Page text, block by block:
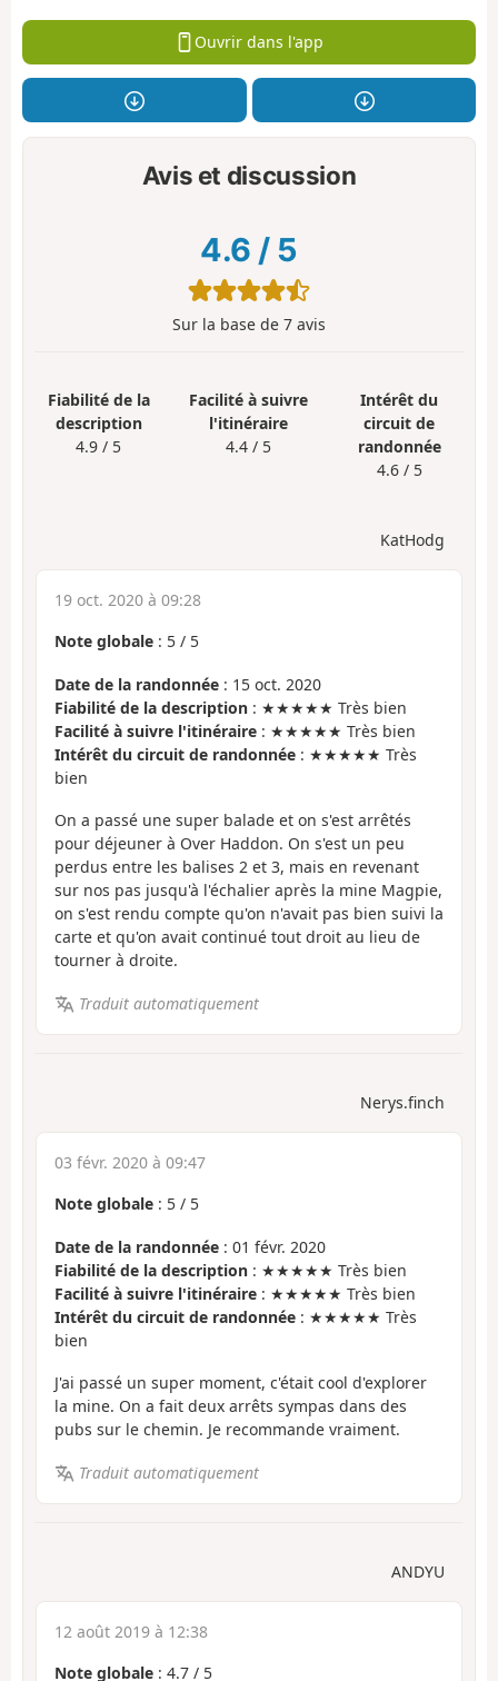
Ouvrir dans l'app
Avis et discussion
4.6 / 5
Sur la base de 7 avis
Fiabilité de la
description
4.9 / 5
Facilité à suivre
l'itinéraire
4.4 / 5
Intérêt du
circuit de
randonnée
4.6 / 5
KatHodg
19 oct. 2020 à 09:28
Note globale : 5 / 5
Date de la randonnée : 15 oct. 2020
Fiabilité de la description : ★★★★★ Très bien
Facilité à suivre l'itinéraire : ★★★★★ Très bien
Intérêt du circuit de randonnée : ★★★★★ Très
bien
On a passé une super balade et on s'est arrêtés
pour déjeuner à Over Haddon. On s'est un peu
perdus entre les balises 2 et 3, mais en revenant
sur nos pas jusqu'à l'échalier après la mine Magpie,
on s'est rendu compte qu'on n'avait pas bien suivi la
carte et qu'on avait continué tout droit au lieu de
tourner à droite.
Traduit automatiquement
Nerys.finch
03 févr. 2020 à 09:47
Note globale : 5 / 5
Date de la randonnée : 01 févr. 2020
Fiabilité de la description : ★★★★★ Très bien
Facilité à suivre l'itinéraire : ★★★★★ Très bien
Intérêt du circuit de randonnée : ★★★★★ Très
bien
J'ai passé un super moment, c'était cool d'explorer
la mine. On a fait deux arrêts sympas dans des
pubs sur le chemin. Je recommande vraiment.
Traduit automatiquement
ANDYU
12 août 2019 à 12:38
Note globale : 4.7 / 5